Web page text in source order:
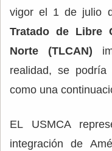
vigor el 1 de julio
Tratado de Libre
Norte (TLCAN)
realidad, se podría
como una
EL USMCA
integración de